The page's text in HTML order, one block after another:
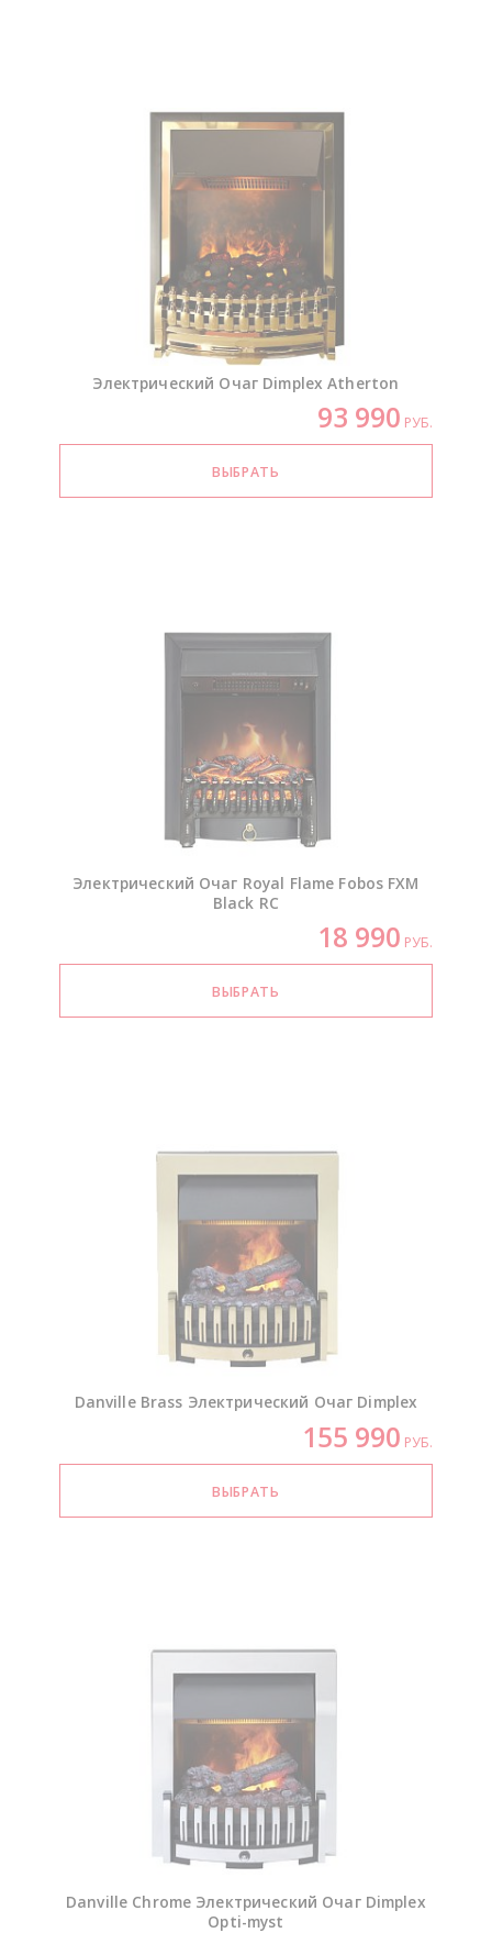
Электрический Очаг Dimplex Atherton
93 990 РУБ.
Электрический Очаг Royal Flame Fobos FXM
Black RC
18 990 РУБ.
Danville Brass Электрический Очаг Dimplex
155 990 РУБ.
Danville Chrome Электрический Очаг Dimplex
Opti-myst